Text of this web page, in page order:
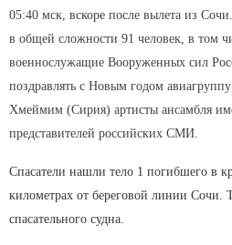
05:40 мск, вскоре после вылета из
в общей сложности 91 человек, в том
военнослужащие Вооруженных сил
поздравлять с Новым годом
Хмеймим (Сирия) артисты ансамбля
представителей российских СМИ.
Спасатели нашли тело 1 погибшего в
километрах от береговой линии Сочи.
спасательного судна.